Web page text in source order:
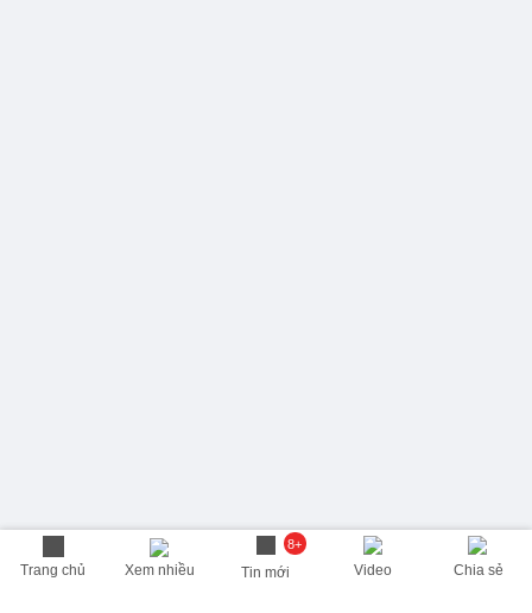
Trang chủ Xem nhiều
8+
Tin mới Video Chia sẻ